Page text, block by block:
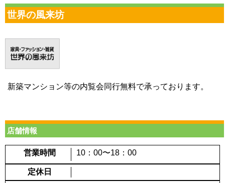
世界の風来坊
新築マンション等の内覧会同行無料で承っております。
店舗情報
営業時間 10：00〜18：00
定休日